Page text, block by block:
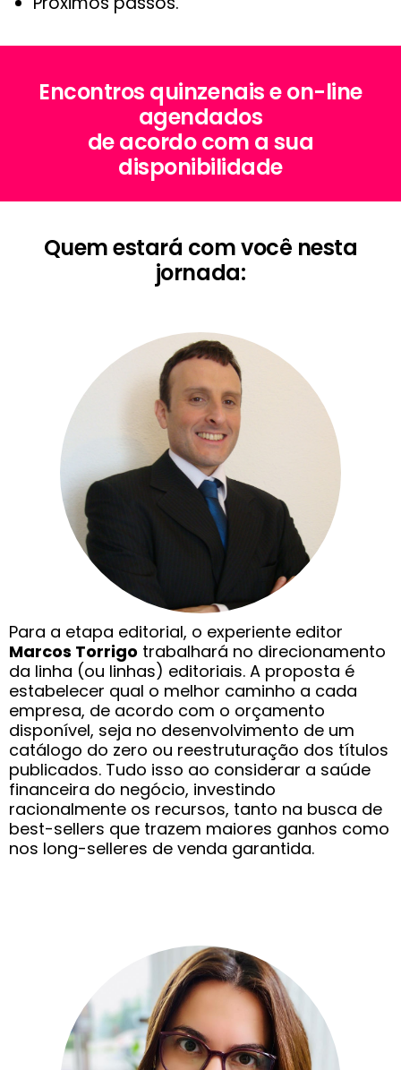
Encontros quinzenais e on-line
agendados
de acordo com a sua
disponibilidade
Quem estará com você nesta
jornada:
Para a etapa editorial, o experiente editor
Marcos Torrigo trabalhará no direcionamento
da linha (ou linhas) editoriais. A proposta é
estabelecer qual o melhor caminho a cada
empresa, de acordo com o orçamento
disponível, seja no desenvolvimento de um
catálogo do zero ou reestruturação dos títulos
publicados. Tudo isso ao considerar a saúde
financeira do negócio, investindo
racionalmente os recursos, tanto na busca de
best-sellers que trazem maiores ganhos como
nos long-selleres de venda garantida.